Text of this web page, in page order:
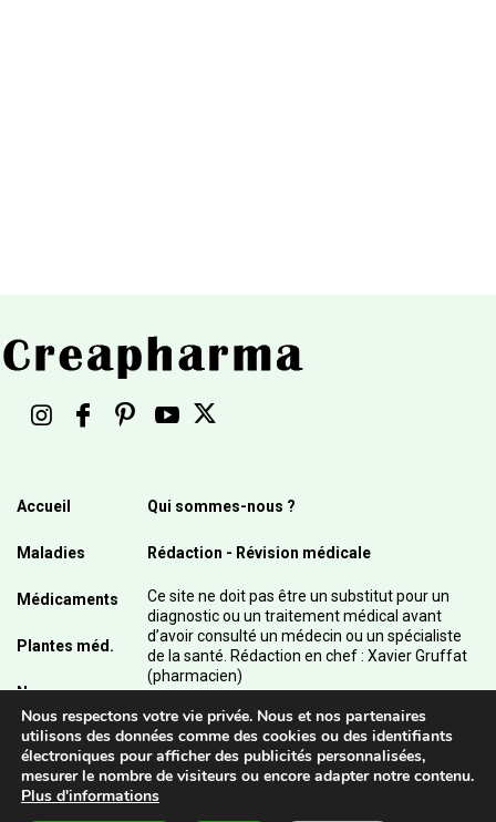
Accueil
Maladies
Médicaments
Plantes méd.
News
Qui sommes-nous ?
Rédaction - Révision médicale
Ce site ne doit pas être un substitut pour un
diagnostic ou un traitement médical avant
d’avoir consulté un médecin ou un spécialiste
de la santé. Rédaction en chef : Xavier Gruffat
(pharmacien)
© 2003 - 2026 Pharmanetis Sàrl – Tous droits
réservés / Crédits photos : Adobe Stock et
Pharmanetis Sàrl
Nous respectons votre vie privée. Nous et nos partenaires
utilisons des données comme des cookies ou des identifiants
électroniques pour afficher des publicités personnalisées,
mesurer le nombre de visiteurs ou encore adapter notre contenu.
Plus d'informations